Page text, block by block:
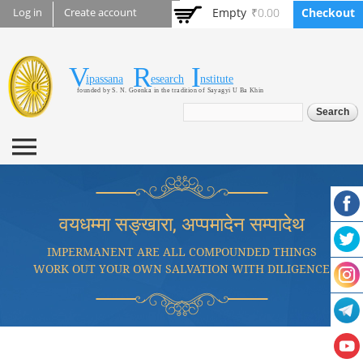
Skip to
main
Log in Create account Empty ₹0.00 Checkout
Vipassana Research
Institute
Vipassana Research Institute
founded by S. N. Goenka in the tradition of Sayagyi U Ba Khin
Search form
वयधम्मा सङ्खारा, अप्पमादेन सम्पादेथ
IMPERMANENT ARE ALL COMPOUNDED THINGS
WORK OUT YOUR OWN SALVATION WITH DILIGENCE